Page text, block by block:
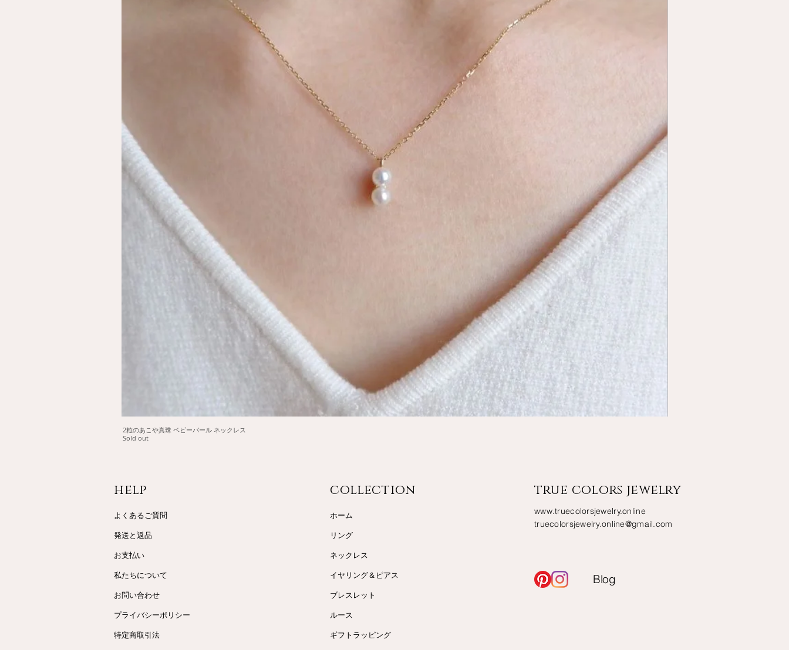
2粒のあこや真珠 ベビーパール ネックレス
Sold out
help
よくあるご質問
発送と返品
お支払い
​私たちについて
お問い合わせ
プライバシーポリシー
特定商取引法
collection
ホーム
リング
ネックレス
イヤリング＆ピアス
ブレスレット
ルース
ギフトラッピング
true colors jewelry
www.truecolorsjewelry.online
truecolorsjewelry.online@gmail.com
​Blog